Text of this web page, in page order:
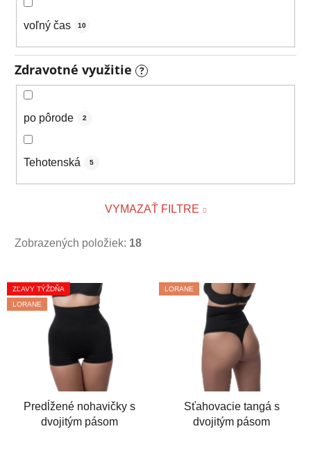
voľný čas 10
Zdravotné využitie ?
po pôrode 2
Tehotenská 5
VYMAZAŤ FILTRE
Zobrazených položiek: 18
V
ý
ZĽAVY TÝŽDŇA
LORANE
Predĺžené nohavičky s
dvojitým pásom
LORANE
Sťahovacie tangá s
dvojitým pásom